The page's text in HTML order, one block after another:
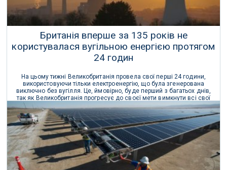
Британія вперше за 135 років не
користувалася вугільною енергією протягом
24 годин
На цьому тижні Великобританія провела свої перші 24 години,
використовуючи тільки електроенергію, що була згенерована
виключно без вугілля. Це, ймовірно, буде перший з багатьох днів,
так як Великобританія прогресує до своєї мети вимкнути всі свої
вугільні електростанції до 2025 року.
26 Квітня 2017 р.